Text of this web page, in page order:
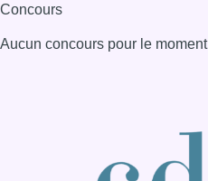
Concours
Aucun concours pour le moment